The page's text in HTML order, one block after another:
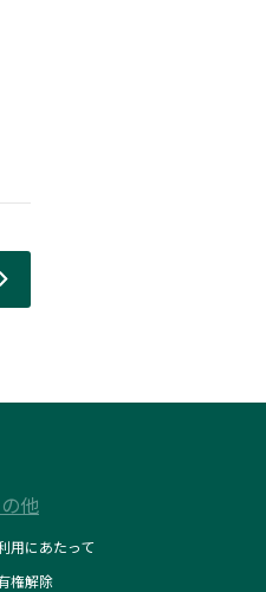
他
用にあたって
権解除